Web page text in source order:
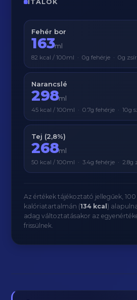
ITALOK
Fehér bor
163ml
82 kcal / 100ml · 0g fehérje · 0g zsír
Narancslé
298ml
45 kcal / 100ml · 0.7g fehérje · 10g
Tej (2,8%)
268ml
50 kcal / 100ml · 3.4g fehérje · 2.8g
Az értékek tájékoztató jellegűek, 100
kalóriatartalmán (134 kcal )
adag változtatásakor az
frissülnek.